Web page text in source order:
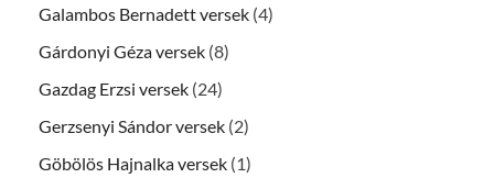
Galambos Bernadett versek (4)
Gárdonyi Géza versek (8)
Gazdag Erzsi versek (24)
Gerzsenyi Sándor versek (2)
Göbölös Hajnalka versek (1)